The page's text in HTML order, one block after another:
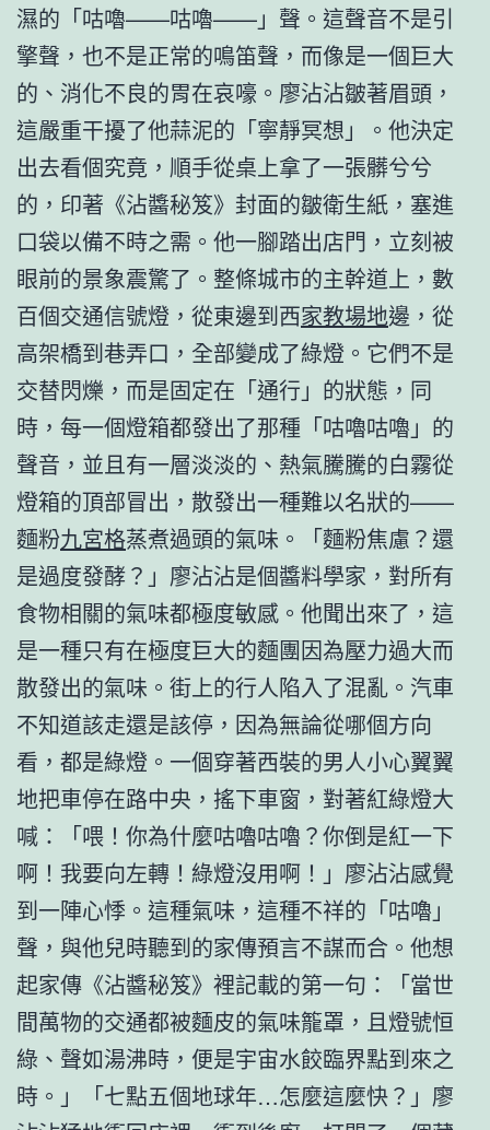
濕的「咕嚕——咕嚕——」聲。這聲音不是引
擎聲，也不是正常的鳴笛聲，而像是一個巨大
的、消化不良的胃在哀嚎。廖沾沾皺著眉頭，
這嚴重干擾了他蒜泥的「寧靜冥想」。他決定
出去看個究竟，順手從桌上拿了一張髒兮兮
的，印著《沾醬秘笈》封面的皺衛生紙，塞進
口袋以備不時之需。他一腳踏出店門，立刻被
眼前的景象震驚了。整條城市的主幹道上，數
百個交通信號燈，從東邊到西家教場地邊，從
高架橋到巷弄口，全部變成了綠燈。它們不是
交替閃爍，而是固定在「通行」的狀態，同
時，每一個燈箱都發出了那種「咕嚕咕嚕」的
聲音，並且有一層淡淡的、熱氣騰騰的白霧從
燈箱的頂部冒出，散發出一種難以名狀的——
麵粉九宮格蒸煮過頭的氣味。「麵粉焦慮？還
是過度發酵？」廖沾沾是個醬料學家，對所有
食物相關的氣味都極度敏感。他聞出來了，這
是一種只有在極度巨大的麵團因為壓力過大而
散發出的氣味。街上的行人陷入了混亂。汽車
不知道該走還是該停，因為無論從哪個方向
看，都是綠燈。一個穿著西裝的男人小心翼翼
地把車停在路中央，搖下車窗，對著紅綠燈大
喊：「喂！你為什麼咕嚕咕嚕？你倒是紅一下
啊！我要向左轉！綠燈沒用啊！」廖沾沾感覺
到一陣心悸。這種氣味，這種不祥的「咕嚕」
聲，與他兒時聽到的家傳預言不謀而合。他想
起家傳《沾醬秘笈》裡記載的第一句：「當世
間萬物的交通都被麵皮的氣味籠罩，且燈號恒
綠、聲如湯沸時，便是宇宙水餃臨界點到來之
時。」「七點五個地球年…怎麼這麼快？」廖